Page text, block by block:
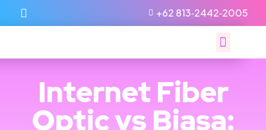
‪+62 813‑2442‑2005‬
Internet Fiber
Optic vs Biasa: